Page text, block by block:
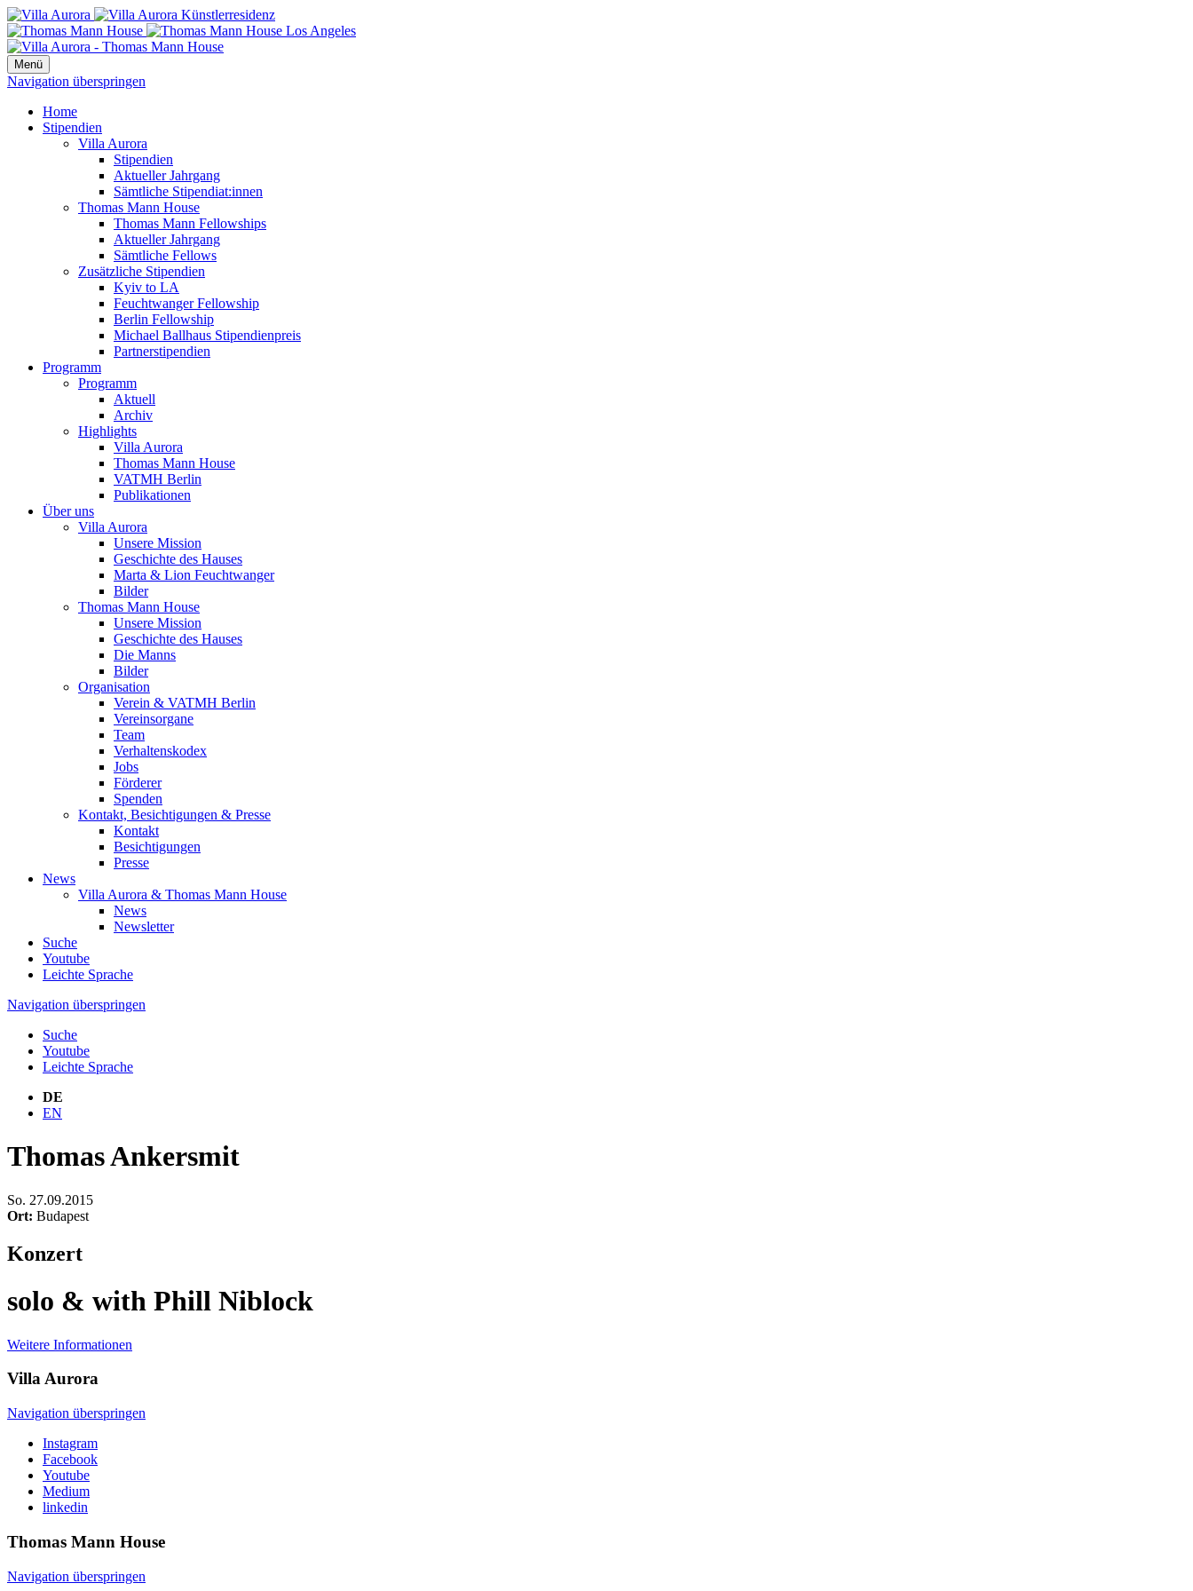
Menü
Navigation überspringen
Home
Stipendien
Villa Aurora
Stipendien
Aktueller Jahrgang
Sämtliche Stipendiat:innen
Thomas Mann House
Thomas Mann Fellowships
Aktueller Jahrgang
Sämtliche Fellows
Zusätzliche Stipendien
Kyiv to LA
Feuchtwanger Fellowship
Berlin Fellowship
Michael Ballhaus Stipendienpreis
Partnerstipendien
Programm
Programm
Aktuell
Archiv
Highlights
Villa Aurora
Thomas Mann House
VATMH Berlin
Publikationen
Über uns
Villa Aurora
Unsere Mission
Geschichte des Hauses
Marta & Lion Feuchtwanger
Bilder
Thomas Mann House
Unsere Mission
Geschichte des Hauses
Die Manns
Bilder
Organisation
Verein & VATMH Berlin
Vereinsorgane
Team
Verhaltenskodex
Jobs
Förderer
Spenden
Kontakt, Besichtigungen & Presse
Kontakt
Besichtigungen
Presse
News
Villa Aurora & Thomas Mann House
News
Newsletter
Suche
Youtube
Leichte Sprache
Navigation überspringen
Suche
Youtube
Leichte Sprache
DE
EN
Thomas Ankersmit
So. 27.09.2015
Ort: Budapest
Konzert
solo & with Phill Niblock
Weitere Informationen
VillaAurora
Navigation überspringen
Instagram
Facebook
Youtube
Medium
linkedin
Thomas Mann House
Navigation überspringen